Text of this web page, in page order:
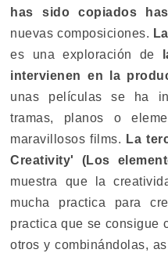
has sido copiados
nuevas composiciones.
es una exploración de
intervienen en la
unas películas se ha
tramas, planos o
maravillosos films. La
Creativity' (Los
muestra que la
mucha practica para
practica que se consigue
otros y combinándolas,